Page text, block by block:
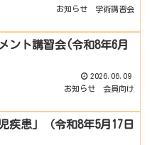
お知らせ
学術講習会
ント講習会(令和8年6月
2026.06.09
お知らせ
会員向け
疾患」（令和8年5月17日